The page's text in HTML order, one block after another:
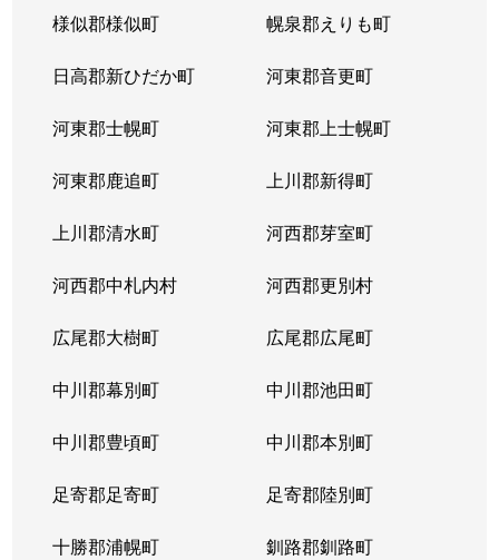
様似郡様似町 幌泉郡えりも町
日高郡新ひだか町 河東郡音更町
河東郡士幌町 河東郡上士幌町
河東郡鹿追町 上川郡新得町
上川郡清水町 河西郡芽室町
河西郡中札内村 河西郡更別村
広尾郡大樹町 広尾郡広尾町
中川郡幕別町 中川郡池田町
中川郡豊頃町 中川郡本別町
足寄郡足寄町 足寄郡陸別町
十勝郡浦幌町 釧路郡釧路町